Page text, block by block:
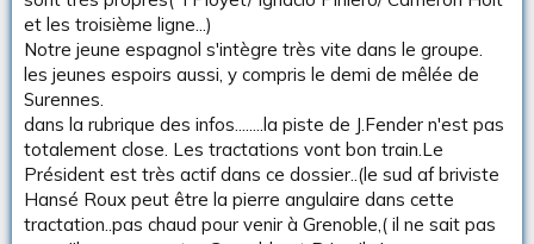
et les troisième ligne...)
Notre jeune espagnol s'intègre très vite dans le groupe.
les jeunes espoirs aussi, y compris le demi de mêlée de
Surennes.
dans la rubrique des infos........la piste de J.Fender n'est pas
totalement close. Les tractations vont bon train.Le
Président est très actif dans ce dossier..(le sud af briviste
Hansé Roux peut être la pierre angulaire dans cette
tractation..pas chaud pour venir à Grenoble,( il ne sait pas